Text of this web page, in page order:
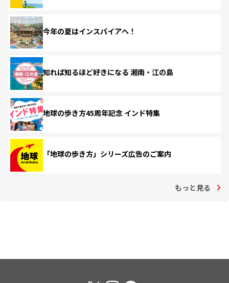
今年の夏はインスパイアへ！
知れば知るほど好きになる 湘南・江の島
地球の歩き方45周年記念 インド特集
「地球の歩き方」シリーズ広告のご案内
もっと見る